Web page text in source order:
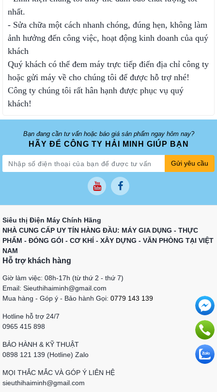
nhất.
- Sửa chữa một cách nhanh chóng, đúng hẹn, không làm
ảnh hưởng đến công việc, hoạt động kinh doanh của quý
khách
Quý khách có thể đem máy trực tiếp điến địa chỉ công ty
hoặc gửi máy về cho chúng tôi để được hỗ trợ nhé!
Công ty chúng tôi rất hân hạnh được phục vụ quý
khách!
Bạn đang cần tư vấn hoặc báo giá sản phẩm ngay hôm nay?
HÃY ĐỂ CÔNG TY HẢI MINH GIÚP BẠN
Gửi yêu cầu
Siêu thị Điện Máy Chính Hãng
NHÀ CUNG CẤP UY TÍN HÀNG ĐẦU: MÁY GIA DỤNG - THỰC
PHẨM - ĐÓNG GÓI - CƠ KHÍ - XÂY DỰNG - VĂN PHÒNG TẠI VIỆT
NAM
Hỗ trợ khách hàng
Giờ làm việc: 08h-17h (từ thứ 2 - thứ 7)
Email: Sieuthihaiminh@gmail.com
Mua hàng - Góp ý - Bảo hành Gọi: 0779 143 139
Hotline hỗ trợ 24/7
0965 415 898
BẢO HÀNH & KỸ THUẬT
0898 121 139 (Hotline) Zalo
MỌI THẮC MẮC VÀ GÓP Ý LIÊN HỆ
sieuthihaiminh@gmail.com